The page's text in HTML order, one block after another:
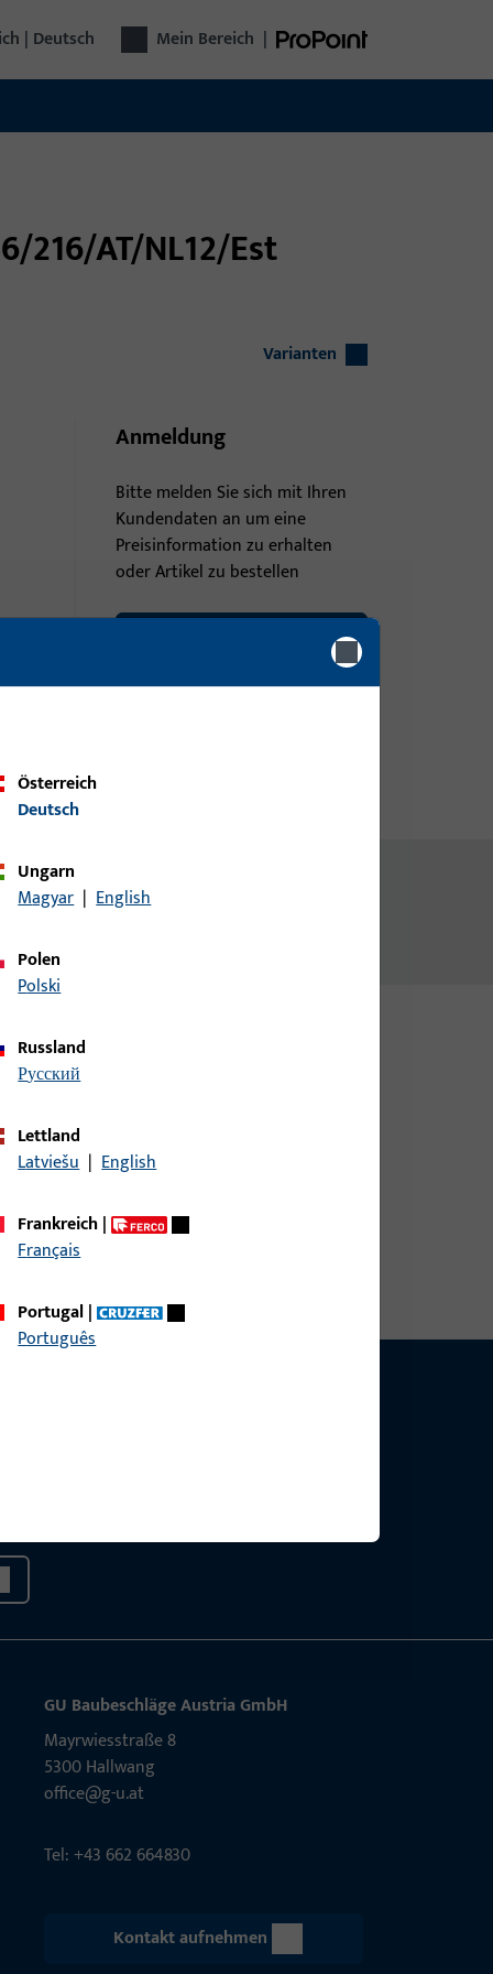
| Deutsch Mein Bereich |
216/AT/NL12/Est
Varianten
Anmeldung
Bitte melden Sie sich mit Ihren
Kundendaten an um eine
Preisinformation zu erhalten
oder Artikel zu bestellen
35 mm, Gesamthöhe / -tiefe 15 mm,
12 mm, Austauschstück Ja,
Österreich
Deutsch
Ungarn
Magyar | English
Polen
Polski
Russland
русский
Lettland
Latviešu | English
Frankreich|
Français
Portugal|
Português
GU Baubeschläge Aus­tria GmbH
Mayrwies­straße 8
5300 Hall­wang
office@g-u.at
Tel: +43 662 664830
Kontakt aufnehmen